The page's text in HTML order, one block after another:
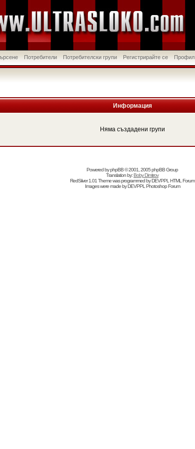
Потребители Потребителски групи Регистрирайте се Профил
Информация
Няма създадени групи
Powered byphpBB© 2001, 2005 phpBB Group
Translation by:Boby Dimitrov
RedSilver 1.01 Theme was programmed byDEVPPL HTML Forum
Images were made byDEVPPL Photoshop Forum